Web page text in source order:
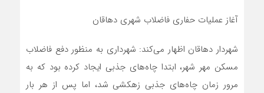
آغاز عملیات حفاری فاضلاب شهری دهاقان
شهردار دهاقان اظهار می‌کند: شهرداری به منظور دفع فاضلاب
مسکن مهر شهر، ابتدا چاه‌های جذبی ایجاد کرده بود که به
مرور زمان چاه‌های جذبی زهکشی شد، اما پس از هر بار